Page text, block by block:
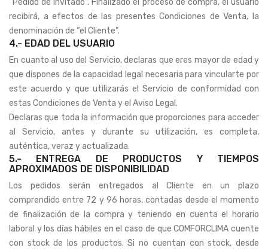
recibirá, a efectos de las presentes Condiciones de Venta, la
denominación de “el Cliente”.
4.- EDAD DEL USUARIO
En cuanto al uso del Servicio, declaras que eres mayor de edad y
que dispones de la capacidad legal necesaria para vincularte por
este acuerdo y que utilizarás el Servicio de conformidad con
estas Condiciones de Venta y el Aviso Legal.
Declaras que toda la información que proporciones para acceder
al Servicio, antes y durante su utilización, es completa,
auténtica, veraz y actualizada.
5.- ENTREGA DE PRODUCTOS Y TIEMPOS
APROXIMADOS DE DISPONIBILIDAD
Los pedidos serán entregados al Cliente en un plazo
comprendido entre 72 y 96 horas, contadas desde el momento
de finalización de la compra y teniendo en cuenta el horario
laboral y los días hábiles en el caso de que COMFORCLIMA cuente
con stock de los productos. Si no cuentan con stock, desde